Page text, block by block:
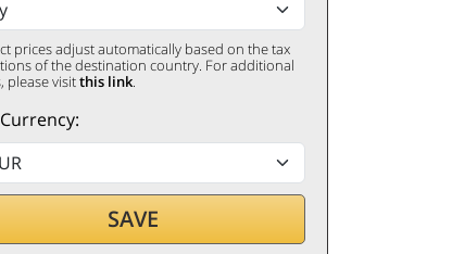
prices adjust automatically based on the tax
of the destination country. For additional
please visitthis link.
Currency:
SAVE